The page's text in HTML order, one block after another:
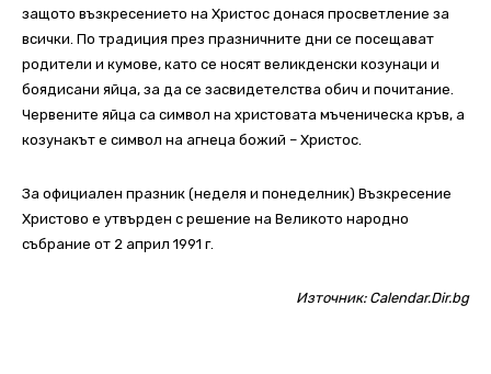
защото възкресението на Христос донася просветление за
всички. По традиция през празничните дни се посещават
родители и кумове, като се носят великденски козунаци и
боядисани яйца, за да се засвидетелства обич и почитание.
Червените яйца са символ на христовата мъченическа кръв, а
козунакът е символ на агнеца божий – Христос.
За официален празник (неделя и понеделник) Възкресение
Христово е утвърден с решение на Великото народно
събрание от 2 април 1991 г.
Източник: Calendar.Dir.bg